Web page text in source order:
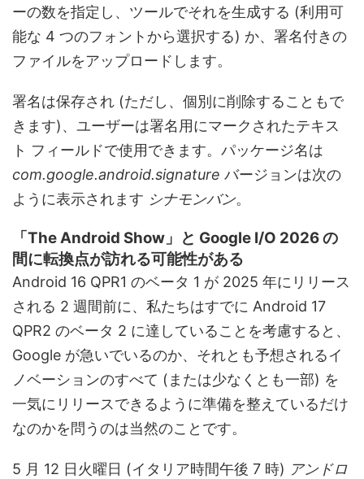
ーの数を指定し、ツールでそれを生成する (利用可
能な 4 つのフォントから選択する) か、署名付きの
ファイルをアップロードします。
署名は保存され (ただし、個別に削除することもで
きます)、ユーザーは署名用にマークされたテキス
ト フィールドで使用できます。パッケージ名は
com.google.android.signature バージョンは次の
ように表示されます シナモンバン。
「The Android Show」と Google I/O 2026 の
間に転換点が訪れる可能性がある
Android 16 QPR1 のベータ 1 が 2025 年にリリース
される 2 週間前に、私たちはすでに Android 17
QPR2 のベータ 2 に達していることを考慮すると、
Google が急いでいるのか、それとも予想されるイ
ノベーションのすべて (または少なくとも一部) を
一気にリリースできるように準備を整えているだけ
なのかを問うのは当然のことです。
5 月 12 日火曜日 (イタリア時間午後 7 時) アンドロ